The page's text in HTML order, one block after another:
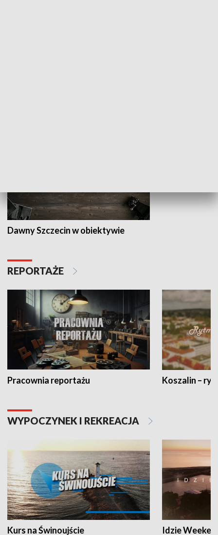
Dawny Szczecin w obiektywie
REPORTAŻE
Pracownia reportażu Koszalin –
WYPOCZYNEK I REKREACJA
Kurs na Świnoujście Idzie